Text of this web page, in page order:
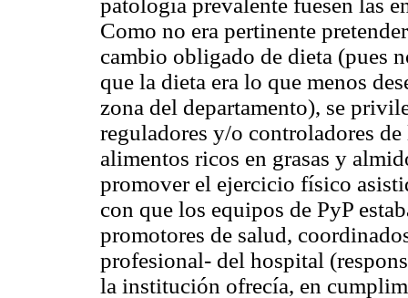
Como no era pertinente
cambio obligado de dieta (pues
que la dieta era lo que menos
zona del departamento), se
reguladores y/o controladores
alimentos ricos en grasas y
promover el ejercicio físico
con que los equipos de PyP
promotores de salud,
profesional- del hospital
la institución ofrecía, en